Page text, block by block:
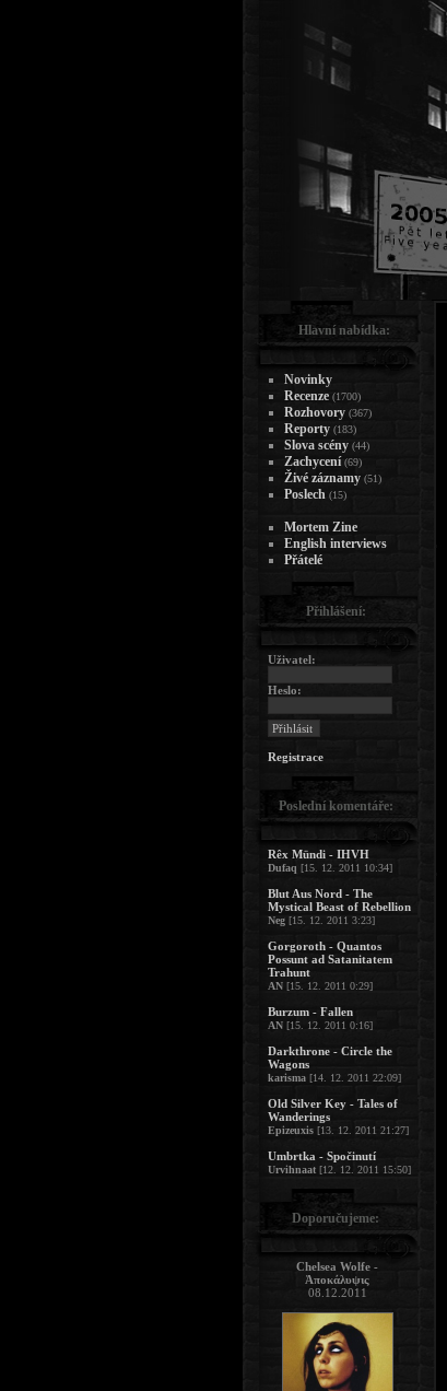
Hlavní nabídka:
Novinky
Recenze (1700)
Rozhovory (367)
Reporty (183)
Slova scény (44)
Zachycení (69)
Živé záznamy (51)
Poslech (15)
Mortem Zine
English interviews
Přátelé
Přihlášení:
Uživatel:
Heslo:
Registrace
Poslední komentáře:
Rêx Mündi - IHVH
Dufaq [15. 12. 2011 10:34]
Blut Aus Nord - The
Mystical Beast of Rebellion
Neg [15. 12. 2011 3:23]
Gorgoroth - Quantos
Possunt ad Satanitatem
Trahunt
AN [15. 12. 2011 0:29]
Burzum - Fallen
AN [15. 12. 2011 0:16]
Darkthrone - Circle the
Wagons
karisma [14. 12. 2011 22:09]
Old Silver Key - Tales of
Wanderings
Epizeuxis [13. 12. 2011 21:27]
Umbrtka - Spočinutí
Urvihnaat [12. 12. 2011 15:50]
Doporučujeme:
Chelsea Wolfe -
Ἀποκάλυψις
08.12.2011